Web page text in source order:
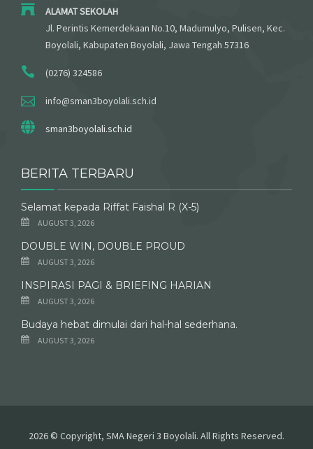
ALAMAT SEKOLAH
Jl. Perintis Kemerdekaan No.10, Madumulyo, Pulisen, Kec.
Boyolali, Kabupaten Boyolali, Jawa Tengah 57316
(0276) 324586
info@sman3boyolali.sch.id
sman3boyolali.sch.id
BERITA TERBARU
Selamat kepada Riffat Faishal R (X-5)
AUGUST 3, 2026
DOUBLE WIN, DOUBLE PROUD
AUGUST 3, 2026
INSPIRASI PAGI & BRIEFING HARIAN
AUGUST 3, 2026
Budaya hebat dimulai dari hal-hal sederhana.
AUGUST 3, 2026
2026 © Copyright, SMA Negeri 3 Boyolali. All Rights Reserved.